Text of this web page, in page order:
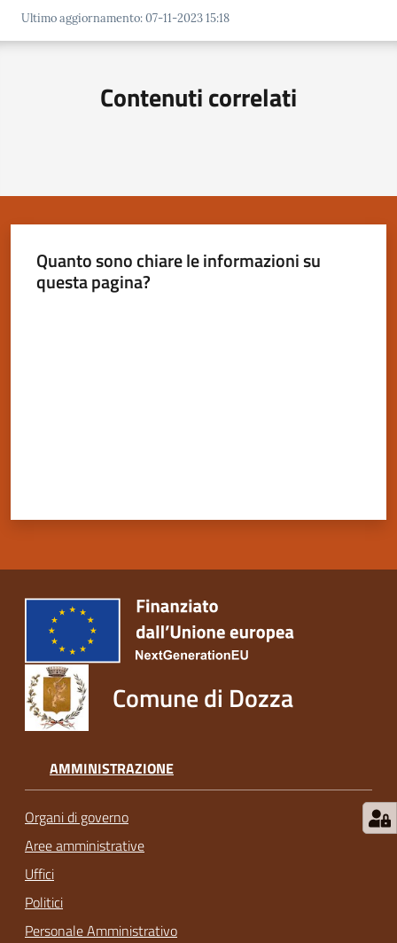
Tutti
su
Ultimo aggiornamento:07-11-2023 15:18
Contenuti correlati
Quanto sono chiare le informazioni su
questa pagina?
Comune di Dozza
AMMINISTRAZIONE
Organi di governo
Aree amministrative
Uffici
Politici
Personale Amministrativo